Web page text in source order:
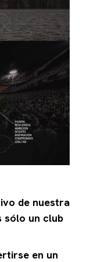
de nuestra
sólo un club
en un